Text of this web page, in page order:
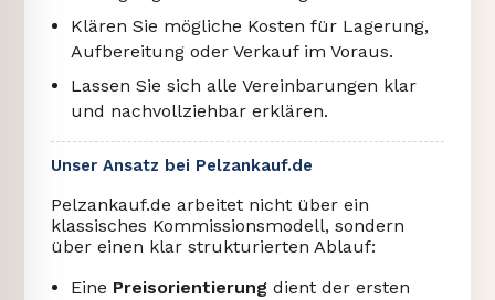
Klären Sie mögliche Kosten für Lagerung,
Aufbereitung oder Verkauf im Voraus.
Lassen Sie sich alle Vereinbarungen klar
und nachvollziehbar erklären.
Unser Ansatz bei Pelzankauf.de
Pelzankauf.de arbeitet nicht über ein
klassisches Kommissionsmodell, sondern
über einen klar strukturierten Ablauf:
Eine Preisorientierung dient der ersten